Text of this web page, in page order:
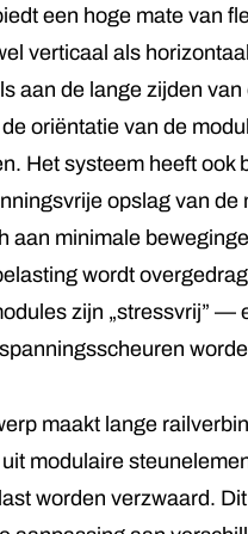
een hoge mate van
verticaal als
aan de lange zijden
oriëntatie van de
Het systeem heeft
opslag van
aan minimale
wordt
zijn „stressvrij” —
maakt lange
modulaire
worden verzwaard.